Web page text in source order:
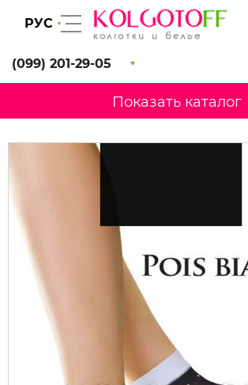
РУС
(099) 201-29-05
Показать каталог